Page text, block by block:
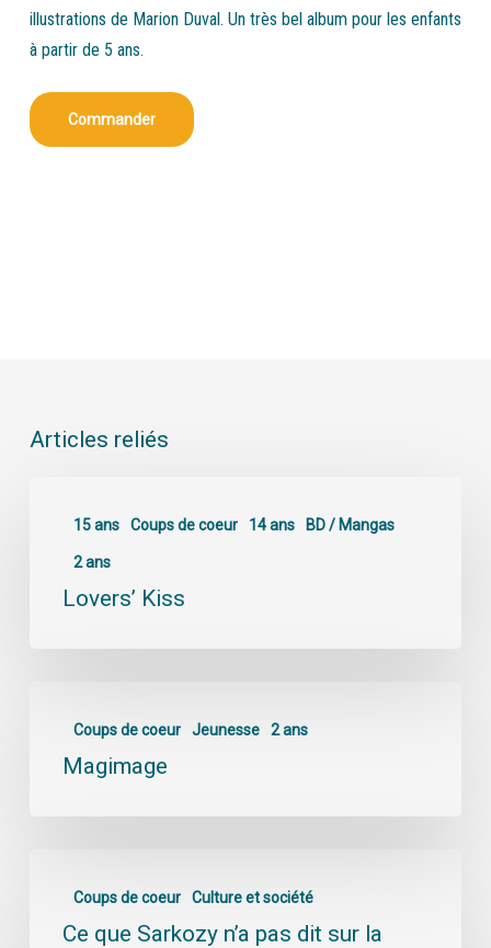
illustrations de Marion Duval. Un très bel album pour les enfants
à partir de 5 ans.
Commander
Articles reliés
15 ans Coups de coeur 14 ans BD / Mangas
2 ans
Lovers’ Kiss
Coups de coeur Jeunesse 2 ans
Magimage
Coups de coeur Culture et société
Ce que Sarkozy n’a pas dit sur la